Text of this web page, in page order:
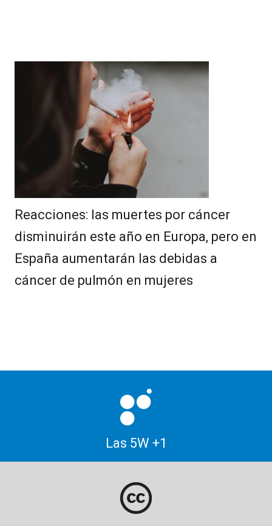
Reacciones: las muertes por cáncer
disminuirán este año en Europa, pero en
España aumentarán las debidas a
cáncer de pulmón en mujeres
Las 5W +1